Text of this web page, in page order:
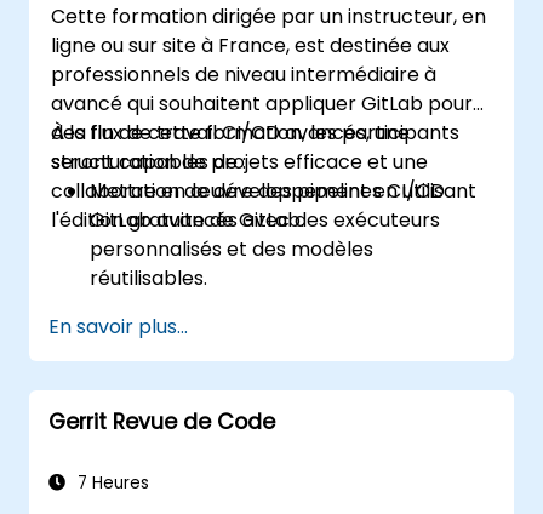
Cette formation dirigée par un instructeur, en
ligne ou sur site à France, est destinée aux
professionnels de niveau intermédiaire à
avancé qui souhaitent appliquer GitLab pour
des flux de travail CI/CD avancés, une
structuration de projets efficace et une
collaboration de développement en utilisant
l'édition gratuite de GitLab.
À la fin de cette formation, les participants
seront capables de :
Mettre en œuvre des pipelines CI/CD
GitLab avancés avec des exécuteurs
personnalisés et des modèles
réutilisables.
utilisant des groupes et des espaces de
noms.
Collaborer sur le code, les problèmes et
la documentation avec Markdown et les
Appliquer GitLab Pages, les flux de travail
En savoir plus...
Gerrit Revue de Code
7 Heures